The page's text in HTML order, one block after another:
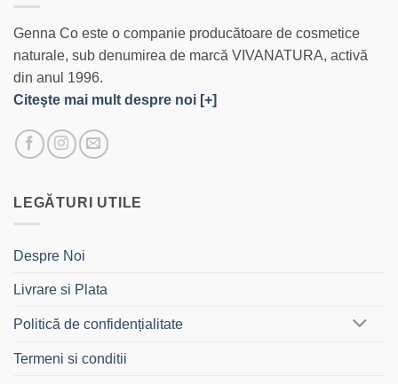
Genna Co este o companie producătoare de cosmetice
naturale, sub denumirea de marcă VIVANATURA, activă
din anul 1996.
Citeşte mai mult despre noi [+]
LEGĂTURI UTILE
Despre Noi
Livrare si Plata
Politică de confidențialitate
Termeni si conditii